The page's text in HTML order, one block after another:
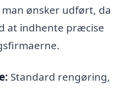
ønsker udført, da
at indhente præcise
Standard rengøring,